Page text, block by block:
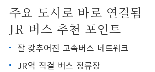
정기관광버스
일반 노선버스
주요 도시로 바로 연결됨
JR 버스 추천 포인트
잘 갖추어진 고속버스 네트워크
JR역 직결 버스 정류장